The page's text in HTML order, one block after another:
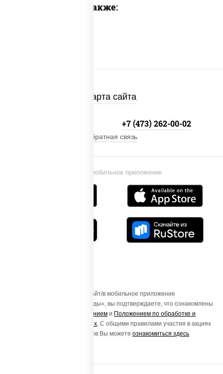
Предлагаем также:
Карта сайта
Установи мобильное приложение
+7 (473) 262-00-02
Обратная связь
Осуществляя вход на этот Сайт/в мобильное приложение
«ПиццаСушиВок - доставка еды», вы подтверждаете, что ознакомлены
Пользовательским соглашением и Положением по обработке и
защите персональных данных . С общими правилами участия в акциях
и порядке получения подарков Вы можете ознакомиться здесь